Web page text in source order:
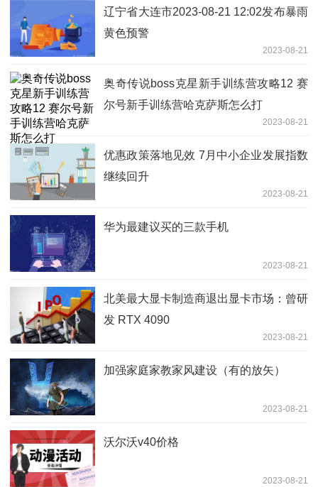
辽宁省大连市2023-08-21 12:02发布暴雨
黄色预警
2023-08-21
奥奇传说boss克星新手训练营攻略12 赛
尔号新手训练营哈克萨斯怎么打
2023-08-21
优惠政策落地见效 7月中小企业发展指数
继续回升
2023-08-21
华为最建议买的三款手机
2023-08-21
北美最大显卡制造商退出显卡市场：曾研
发 RTX 4090
2023-08-21
加强家庭家教家风建设（有的放矢）
2023-08-21
沃尔沃v40价格
2023-08-21